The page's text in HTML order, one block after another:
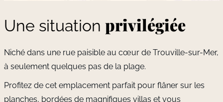
Une situation privilégiée
Niché dans une rue paisible au cœur de Trouville-sur-Mer,
à seulement quelques pas de la plage.
Profitez de cet emplacement parfait pour flâner sur les
planches, bordées de magnifiques villas et vous